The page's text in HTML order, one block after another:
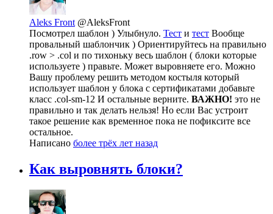
Aleks Front @AleksFront
Посмотрел шаблон ) Улыбнуло. Тест и тест Вообще
провальный шаблончик ) Ориентируйтесь на правильно
.row > .col и по тихоньку весь шаблон ( блоки которые
используете ) правьте. Может выровняете его. Можно
Вашу проблему решить методом костыля который
использует шаблон у блока с сертификатами добавьте
класс .col-sm-12 И остальные верните. ВАЖНО! это не
правильно и так делать нельзя! Но если Вас устроит
такое решение как временное пока не пофиксите все
остальное.
Написано более трёх лет назад
Как выровнять блоки?